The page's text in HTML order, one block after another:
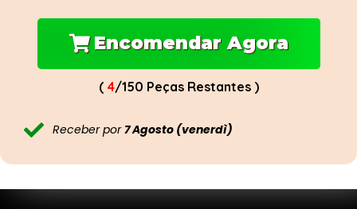
Encomendar Agora
( 4/150 Peças Restantes )
Receber por7 Agosto (venerdì)